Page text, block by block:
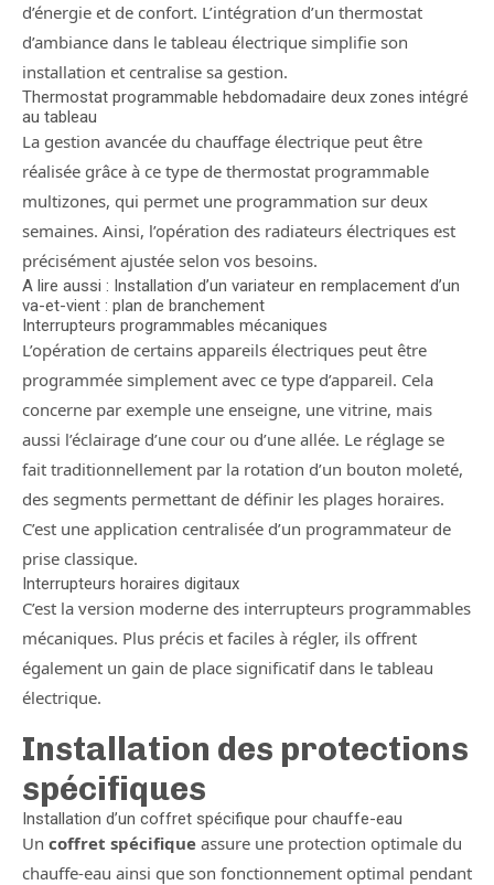
d’énergie et de confort. L’intégration d’un thermostat
d’ambiance dans le tableau électrique simplifie son
installation et centralise sa gestion.
Thermostat programmable hebdomadaire deux zones intégré
au tableau
La gestion avancée du chauffage électrique peut être
réalisée grâce à ce type de thermostat programmable
multizones, qui permet une programmation sur deux
semaines. Ainsi, l’opération des radiateurs électriques est
précisément ajustée selon vos besoins.
A lire aussi : Installation d’un variateur en remplacement d’un
va-et-vient : plan de branchement
Interrupteurs programmables mécaniques
L’opération de certains appareils électriques peut être
programmée simplement avec ce type d’appareil. Cela
concerne par exemple une enseigne, une vitrine, mais
aussi l’éclairage d’une cour ou d’une allée. Le réglage se
fait traditionnellement par la rotation d’un bouton moleté,
des segments permettant de définir les plages horaires.
C’est une application centralisée d’un programmateur de
prise classique.
Interrupteurs horaires digitaux
C’est la version moderne des interrupteurs programmables
mécaniques. Plus précis et faciles à régler, ils offrent
également un gain de place significatif dans le tableau
électrique.
Installation des protections
spécifiques
Installation d’un coffret spécifique pour chauffe-eau
Un coffret spécifique assure une protection optimale du
chauffe-eau ainsi que son fonctionnement optimal pendant